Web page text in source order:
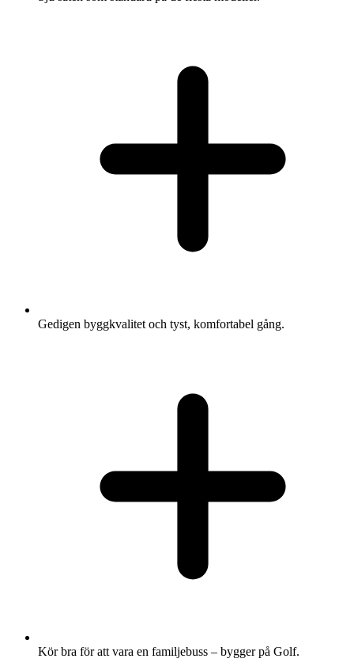
Gedigen byggkvalitet och tyst, komfortabel gång.
Kör bra för att vara en familjebuss – bygger på Golf.